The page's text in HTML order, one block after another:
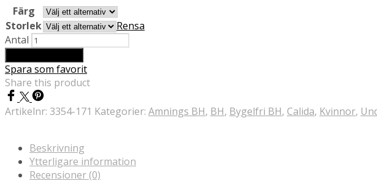
Färg
Storlek
Rensa
Antal
Spara som favorit
Share this product
Artikelnr: 3354-171 Kategorier: Amnings BH, BH, Bygelfri BH, Calida, Kvinnor,
Beskrivning
Ytterligare information
Recensioner (0)